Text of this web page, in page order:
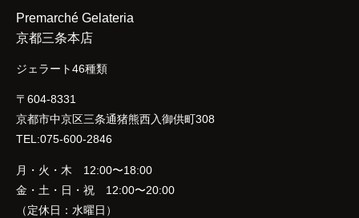
Premarché Gelateria
京都三条本店
ジェラート46種類
〒604-8331
京都市中京区三条通猪熊西入御供町308
TEL:075-600-2846
月・火・木 12:00〜18:00
金・土・日・祝 12:00〜20:00
（定休日：水曜日）